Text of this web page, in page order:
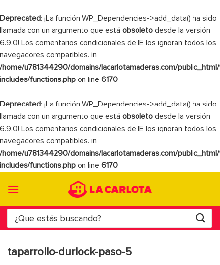
Deprecated: ¡La función WP_Dependencies->add_data() ha sido
llamada con un argumento que está obsoleto desde la versión
6.9.0! Los comentarios condicionales de IE los ignoran todos los
navegadores compatibles. in
/home/u781344290/domains/lacarlotamaderas.com/
includes/functions.php on line 6170
Deprecated: ¡La función WP_Dependencies->add_data() ha sido
llamada con un argumento que está obsoleto desde la versión
6.9.0! Los comentarios condicionales de IE los ignoran todos los
navegadores compatibles. in
/home/u781344290/domains/lacarlotamaderas.com/
includes/functions.php on line 6170
Buscar
por:
taparrollo-durlock-paso-5